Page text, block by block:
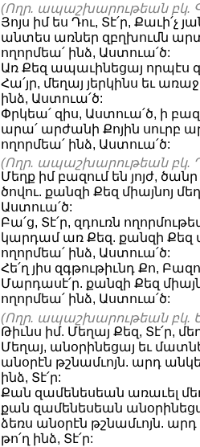
(Ողր. ապաշխարութեան բկ.
Յոյս իմ ես Դու, Տէ՛ր, Քաւի՛չ
անտես առներ զբղխումն
ողորմեա՛ ինձ, Աստուա՛ծ:
Առ Քեզ ապաւինեցայ որպէս
Հա՛յր, մեղայ յերկինս եւ
ինձ, Աստուա՛ծ:
Փրկեա՛ զիս, Աստուա՛ծ, ի
արա՛ արժանի Քոյին սուրբ
ողորմեա՛ ինձ, Աստուա՛ծ:
(Ողր. ապաշխարութեան բկ.
Մեղք իմ բազում են յոյժ,
ծովու. քանզի Քեզ միայնոյ
Աստուա՛ծ:
Բա՛ց, Տէ՛ր, զդուռն
կարդամ առ Քեզ. քանզի Քեզ
ողորմեա՛ ինձ, Աստուա՛ծ:
Հե՛ղ յիս զգթութիւնդ Քո,
Մարդասէ՛ր. քանզի Քեզ
ողորմեա՛ ինձ, Աստուա՛ծ:
(Ողր. ապաշխարութեան բկ.
Թիւնս իմ. Մեղայ Քեզ, Տէ՛ր,
Մեղայ, անօրինեցայ եւ
անօրէն թշնամւոյն. արդ
ինձ, Տէ՛ր:
Քան զամենեսեան առաւել
քան զամենեսեան
ձեռս անօրէն թշնամւոյն.
թո՛ղ ինձ, Տէ՛ր: